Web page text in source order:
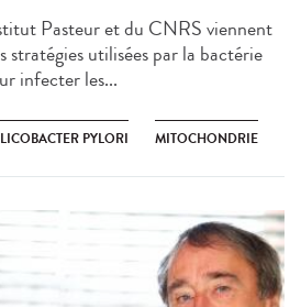
Pasteur et du CNRS viennent
stratégies utilisées par la bactérie
infecter les...
PYLORI MITOCHONDRIE